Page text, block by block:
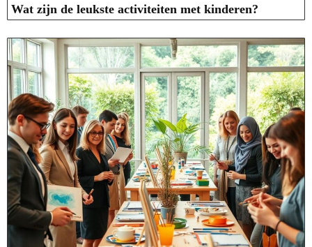
Wat zijn de leukste activiteiten met kinderen?